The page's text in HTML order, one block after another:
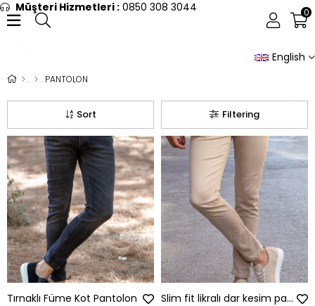
Müşteri Hizmetleri : 0850 308 3044
English
0
PANTOLON
Filtering
Sort
Tırnaklı Füme Kot Pantolon Slim fit likralı dar kesim paça bej kot pantolon